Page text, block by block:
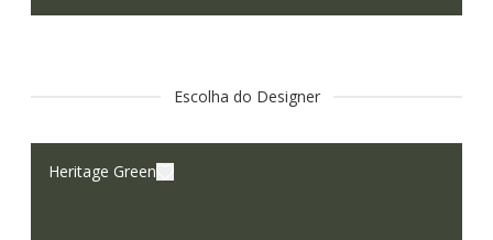
Escolha do Designer
Heritage Green